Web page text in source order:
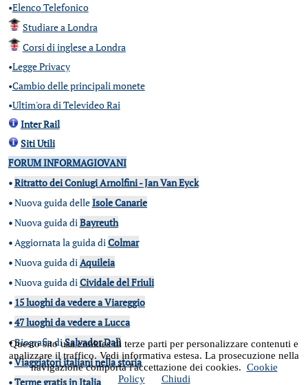
•Elenco Telefonico
Studiare a Londra
Corsi di inglese a Londra
•Legge Privacy
•Cambio delle principali monete
•Ultim'ora di Televideo Rai
Inter Rail
Siti Utili
FORUM INFORMAGIOVANI
•Ritratto dei Coniugi Arnolfini - Jan Van Eyck
•Nuova guida delleIsole Canarie
•Nuova guida diBayreuth
•Aggiornata la guida diColmar
•Nuova guida diAquileia
•Nuova guida diCividale del Friuli
• 15 luoghi da vedere a Viareggio
•47 luoghi da vedere a Lucca
•Biografia diSalvador Dalì
•Viaggiatori italiani nella storia
•Terme gratis in Italia
Questo sito usa cookies di terze parti per personalizzare contenuti e
analizzare il traffico. Vedi informativa estesa. La prosecuzione nella
navigazione comporta l'accettazione dei cookies. Cookie
Policy
Chiudi